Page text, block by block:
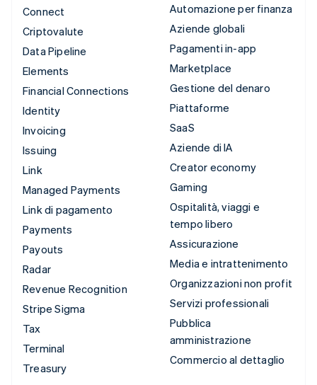
Connect
Criptovalute
Data Pipeline
Elements
Financial Connections
Identity
Invoicing
Issuing
Link
Managed Payments
Link di pagamento
Payments
Payouts
Radar
Revenue Recognition
Stripe Sigma
Tax
Terminal
Treasury
Automazione per finanza
Aziende globali
Pagamenti in-app
Marketplace
Gestione del denaro
Piattaforme
SaaS
Aziende di IA
Creator economy
Gaming
Ospitalità, viaggi e
tempo libero
Assicurazione
Media e intrattenimento
Organizzazioni non profit
Servizi professionali
Pubblica
amministrazione
Commercio al dettaglio